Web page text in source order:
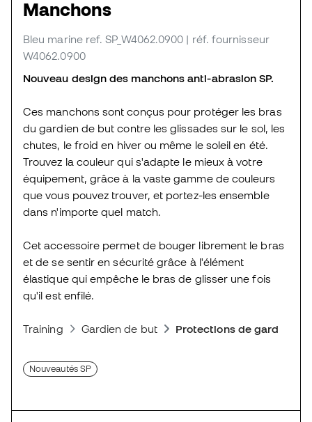
Manchons
Bleu marine ref. SP_W4062.0900 | réf. fournisseur
W4062.0900
Nouveau design des manchons anti-abrasion SP.
Ces manchons sont conçus pour protéger les bras
du gardien de but contre les glissades sur le sol, les
chutes, le froid en hiver ou même le soleil en été.
Trouvez la couleur qui s'adapte le mieux à votre
équipement, grâce à la vaste gamme de couleurs
que vous pouvez trouver, et portez-les ensemble
dans n'importe quel match.
Cet accessoire permet de bouger librement le bras
et de se sentir en sécurité grâce à l'élément
élastique qui empêche le bras de glisser une fois
qu'il est enfilé.
Training Gardien de but Protections de gardien
Nouveautés SP